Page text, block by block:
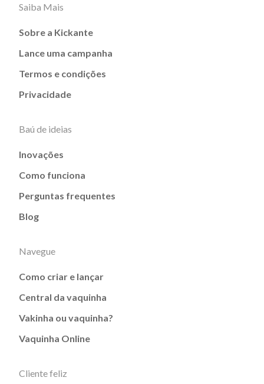
Saiba Mais
Sobre a Kickante
Lance uma campanha
Termos e condições
Privacidade
Baú de ideias
Inovações
Como funciona
Perguntas frequentes
Blog
Navegue
Como criar e lançar
Central da vaquinha
Vakinha ou vaquinha?
Vaquinha Online
Cliente feliz